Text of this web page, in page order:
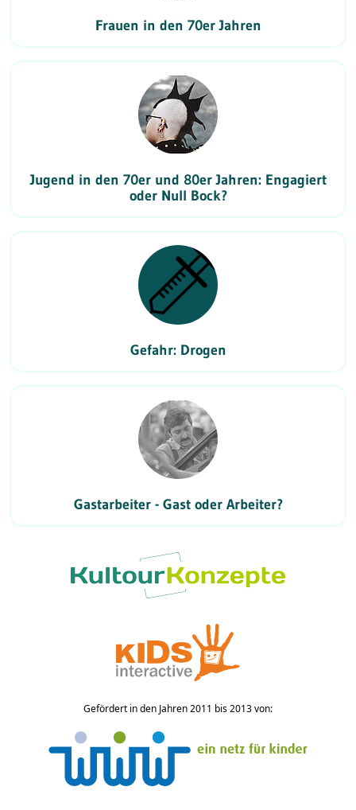
Frauen in den 70er Jahren
Jugend in den 70er und 80er Jahren: Engagiert
oder Null Bock?
Gefahr: Drogen
Gastarbeiter - Gast oder Arbeiter?
Gefördert in den Jahren 2011 bis 2013 von: